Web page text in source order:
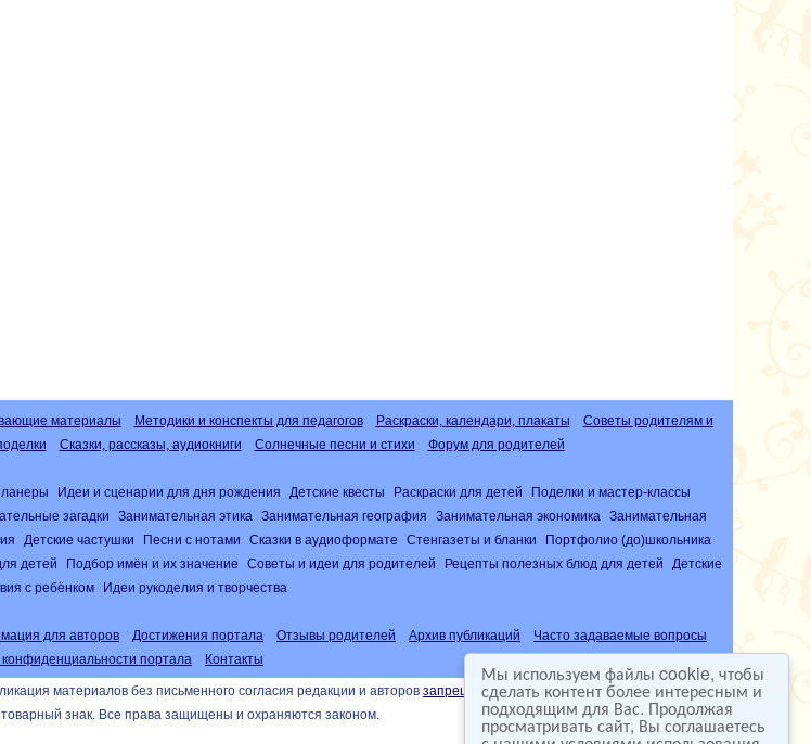
Мы используем файлы cookie, чтобы
сделать контент более интересным и
подходящим для Вас. Продолжая
просматривать сайт, Вы соглашаетесь
материалы Методики и конспекты для педагогов Раскраски, календари, плакаты
Советы родителям и
Сказки, рассказы, аудиокниги Солнечные песни и стихи Форум для родителей
Идеи и сценарии для дня рождения Детские квесты Раскраски для детей
Поделки и мастер-классы
загадки Занимательная этика Занимательная география Занимательная экономика
Занимательная
Детские частушки Песни с нотами Сказки в аудиоформате Стенгазеты и бланки
Портфолио (до)школьника
детей Подбор имён и их значение Советы и идеи для родителей Рецепты полезных блюд для детей
Детские
с ребёнком Идеи рукоделия и творчества
для авторов Достижения портала Отзывы родителей Архив публикаций
Часто задаваемые вопросы
портала Контакты
материалов без письменного согласия редакции и авторов запрещена
знак. Все права защищены и охраняются законом.